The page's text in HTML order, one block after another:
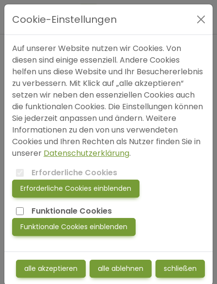
Hauptmenü
Expertensuche
Blog
FAQ
SOS
login
Autor
bitte wählen (optional)
Einträge pro Seite
Schlüsselwörter
Depressionssymptome Suizidgedanken
Anhedonie (Verlust der Freude)
Hoffnungslosigkeit Traurigkeit
Soziale Angst Bipolare Störung
Stressbewältigung Traumatische Erfahrungen
Cookie-Einstellungen
Auf unserer Website nutzen wir Cookies. Von
diesen sind einige essenziell. Andere Cookies
helfen uns diese Website und Ihr Besuchererlebnis
zu verbessern. Mit Klick auf „alle akzeptieren“
setzen wir neben den essenziellen Cookies auch
die funktionalen Cookies. Die Einstellungen können
Sie jederzeit anpassen und ändern. Weitere
Informationen zu den von uns verwendeten
Cookies und Ihren Rechten als Nutzer finden Sie in
unserer Datenschutzerklärung.
Erforderliche Cookies
Erforderliche Cookies einblenden
Funktionale Cookies
Funktionale Cookies einblenden
alle akzeptieren alle ablehnen schließen